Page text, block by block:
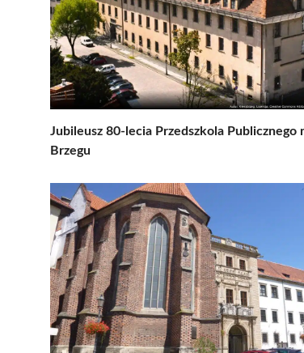
Jubileusz 80-lecia Przedszkola Publicznego
Brzegu